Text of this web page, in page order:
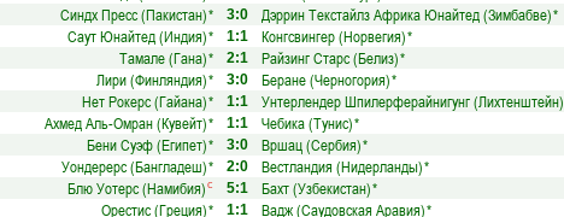
Синдх Пресс (Пакистан)* 3:0 Дэррин Текстайлз Африка Юнайтед (Зимбабве)*
Саут Юнайтед (Индия)* 1:1 Конгсвингер (Норвегия)*
Тамале (Гана)* 2:1 Райзинг Старс (Белиз)*
Лири (Финляндия)* 3:0 Беране (Черногория)*
Нет Рокерс (Гайана)* 1:1 Унтерлендер Шпилерферайнигунг (Лихтенштейн)
Ахмед Аль-Омран (Кувейт)* 1:1 Чебика (Тунис)*
Бени Суэф (Египет)* 3:0 Вршац (Сербия)*
Уондерерс (Бангладеш)* 2:0 Вестландия (Нидерланды)*
Блю Уотерс (Намибия) с 5:1 Бахт (Узбекистан)*
Орестис (Греция)* 1:1 Вадж (Саудовская Аравия)*